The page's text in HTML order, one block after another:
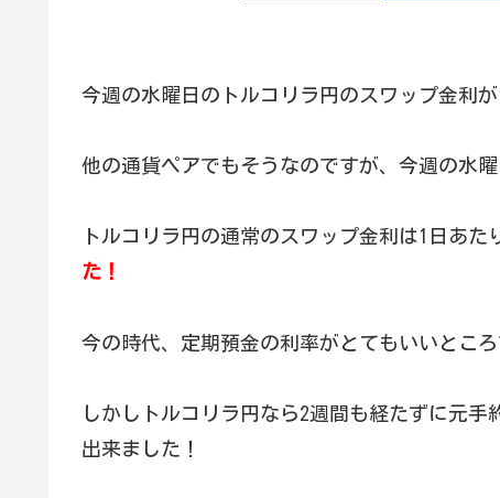
今週の水曜日のトルコリラ円のスワップ金利が
他の通貨ペアでもそうなのですが、今週の水
トルコリラ円の通常のスワップ金利は1日あた
た！
今の時代、定期預金の利率がとてもいいとこ
しかしトルコリラ円なら2週間も経たずに元
出来ました！